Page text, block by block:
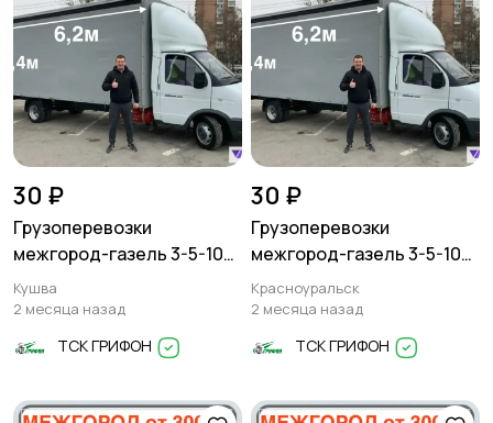
30 ₽
Грузоперевозки
межгород-газель 3-5-10
тонн
Кушва
2 месяца назад
ТСК ГРИФОН
30 ₽
Грузоперевозки
межгород-газель 3-5-10
тонн
Красноуральск
2 месяца назад
ТСК ГРИФОН